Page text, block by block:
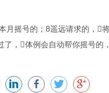
月摇号的；8遥远请求的，
，体例会自动帮你摇号的